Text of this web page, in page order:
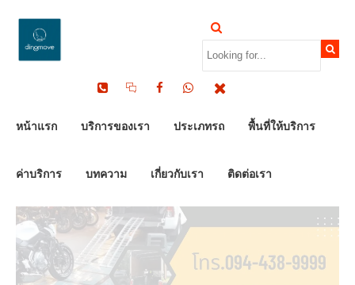
หน้าแรก บริการของเรา ประเภทรถ พื้นที่ให้บริการ
ค่าบริการ บทความ เกี่ยวกับเรา ติดต่อเรา